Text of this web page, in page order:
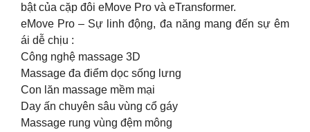
bật của cặp đôi eMove Pro và eTransformer.
eMove Pro – Sự linh động, đa năng mang đến sự êm
ái dễ chịu :
Công nghệ massage 3D
Massage đa điểm dọc sống lưng
Con lăn massage mềm mại
Day ấn chuyên sâu vùng cổ gáy
Massage rung vùng đệm mông